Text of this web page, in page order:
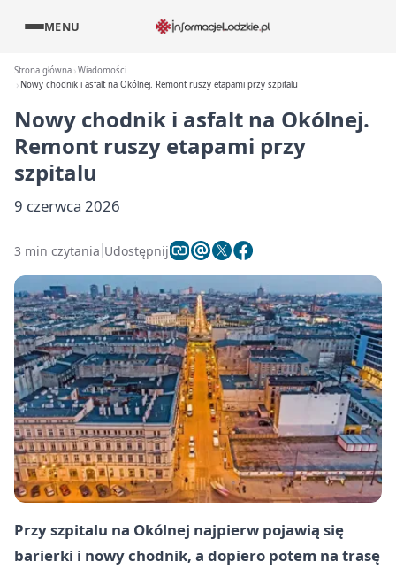
MENU
Strona główna Wiadomości
Nowy chodnik i asfalt na Okólnej. Remont ruszy etapami przy szpitalu
Nowy chodnik i asfalt na Okólnej.
Remont ruszy etapami przy
szpitalu
9 czerwca 2026
3 min czytania Udostępnij
Przy szpitalu na Okólnej najpierw pojawią się
barierki i nowy chodnik, a dopiero potem na trasę